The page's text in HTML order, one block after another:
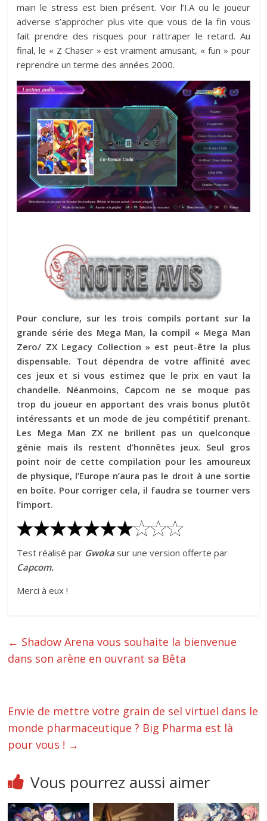
main le stress est bien présent. Voir l’I.A ou le joueur
adverse s’approcher plus vite que vous de la fin vous
fait prendre des risques pour rattraper le retard. Au
final, le « Z Chaser » est vraiment amusant, « fun » pour
reprendre un terme des années 2000.
Pour conclure, sur les trois compils portant sur la
grande série des Mega Man, la compil « Mega Man
Zero/ ZX Legacy Collection » est peut-être la plus
dispensable. Tout dépendra de votre affinité avec
ces jeux et si vous estimez que le prix en vaut la
chandelle. Néanmoins, Capcom ne se moque pas
trop du joueur en apportant des vrais bonus plutôt
intéressants et un mode de jeu compétitif prenant.
Les Mega Man ZX ne brillent pas un quelconque
génie mais ils restent d’honnêtes jeux. Seul gros
point noir de cette compilation pour les amoureux
de physique, l’Europe n’aura pas le droit à une sortie
en boîte. Pour corriger cela, il faudra se tourner vers
l’import.
Test réalisé par Gwoka sur une version offerte par
Capcom.
Merci à eux !
← Shadow Arena vous souhaite la bienvenue
dans son arène en ouvrant sa Bêta
Envie de mettre votre grain de sel virtuel dans le
monde pharmaceutique ? Big Pharma est là
pour vous ! →
Vous pourrez aussi aimer